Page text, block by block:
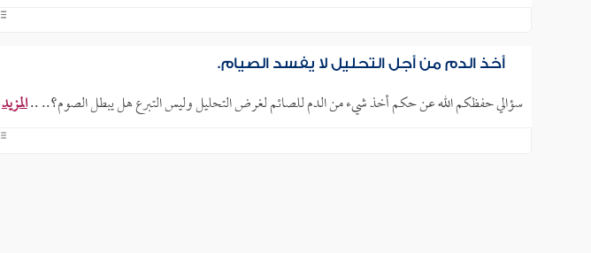
أخذ الدم من أجل التحليل لا يفسد الصيام.
سؤالي حفظكم الله عن حكم أخذ شيء من الدم للصائم لغرض التحليل وليس التبرع هل يبطل الصوم؟.. ..المزيد